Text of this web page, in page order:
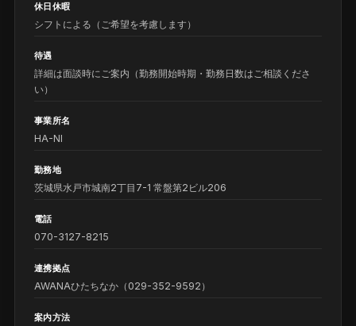
休日休暇
シフトによる（ご希望を考慮します）
待遇
詳細は面談時にご案内（勤務開始時期・勤務日数はご相談くださ
い）
事業所名
HA-NI
勤務地
茨城県水戸市城南2丁目7-1 常盤第2ビル206
電話
070-3127-8215
連携拠点
AWANAひたちなか（ 029-352-9592 ）
案内方法